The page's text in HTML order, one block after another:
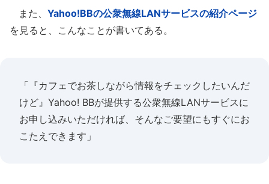
また、 Yahoo!BBの公衆無線LANサービスの紹介ページ
を見ると、こんなことが書いてある。
「『カフェでお茶しながら情報をチェックしたいんだ
けど』Yahoo! BBが提供する公衆無線LANサービスに
お申し込みいただければ、そんなご要望にもすぐにお
こたえできます」